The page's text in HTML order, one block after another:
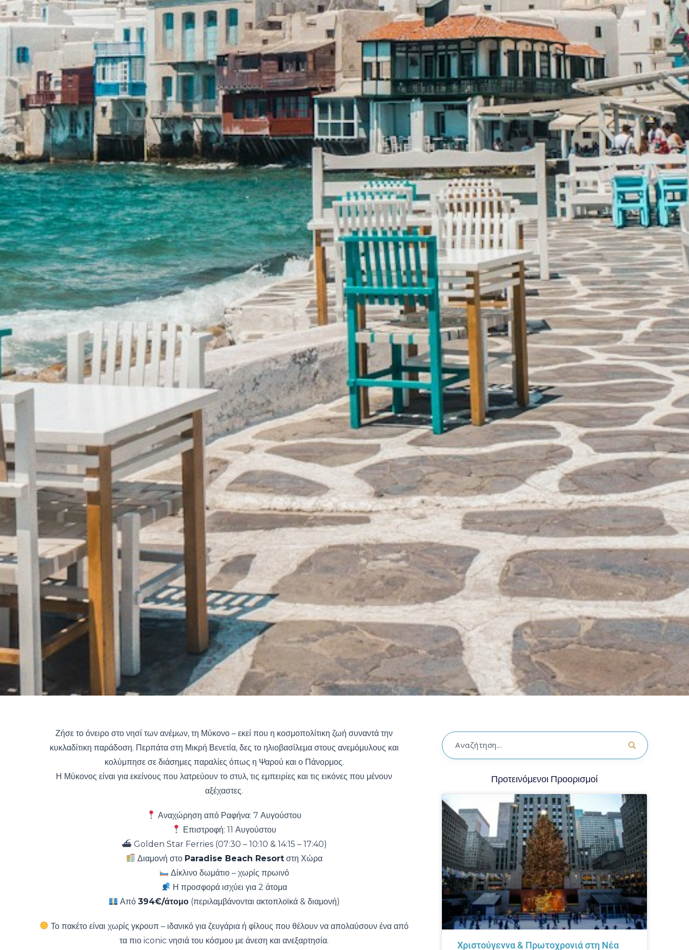
Ζήσε το όνειρο στο νησί των ανέμων, τη Μύκονο – εκεί που η κοσμοπολίτικη ζωή συναντά την
κυκλαδίτικη παράδοση. Περπάτα στη Μικρή Βενετία, δες το ηλιοβασίλεμα στους ανεμόμυλους και
κολύμπησε σε διάσημες παραλίες όπως η Ψαρού και ο Πάνορμος.
Η Μύκονος είναι για εκείνους που λατρεύουν το στυλ, τις εμπειρίες και τις εικόνες που μένουν
αξέχαστες.
Αναχώρηση από Ραφήνα: 7 Αυγούστου
Επιστροφή: 11 Αυγούστου
⛴ Golden Star Ferries (07:30 – 10:10 & 14:15 – 17:40)
Διαμονή στο Paradise Beach Resortστη Χώρα
Δίκλινο δωμάτιο – χωρίς πρωινό
Η προσφορά ισχύει για 2 άτομα
Από 394€/άτομο(περιλαμβάνονται ακτοπλοϊκά & διαμονή)
Το πακέτο είναι χωρίς γκρουπ – ιδανικό για ζευγάρια ή φίλους που θέλουν να απολαύσουν ένα από
τα πιο iconic νησιά του κόσμου με άνεση και ανεξαρτησία.
Προτεινόμενοι Προορισμοί
Χριστούγεννα & Πρωτοχρονιά στη Νέα